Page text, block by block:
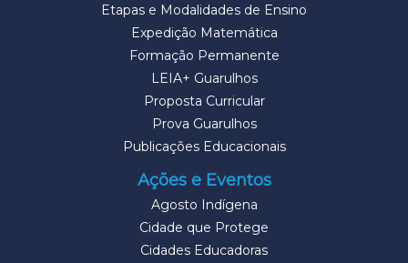
Etapas e Modalidades de Ensino
Expedição Matemática
Formação Permanente
LEIA+ Guarulhos
Proposta Curricular
Prova Guarulhos
Publicações Educacionais
Ações e Eventos
Agosto Indígena
Cidade que Protege
Cidades Educadoras